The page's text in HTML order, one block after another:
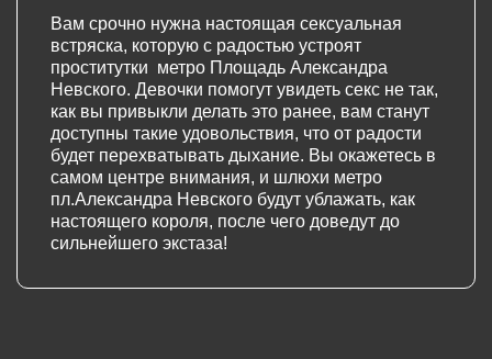
Вам срочно нужна настоящая сексуальная
встряска, которую с радостью устроят
проститутки метро Площадь Александра
Невского. Девочки помогут увидеть секс не так,
как вы привыкли делать это ранее, вам станут
доступны такие удовольствия, что от радости
будет перехватывать дыхание. Вы окажетесь в
самом центре внимания, и шлюхи метро
пл.Александра Невского будут ублажать, как
настоящего короля, после чего доведут до
сильнейшего экстаза!